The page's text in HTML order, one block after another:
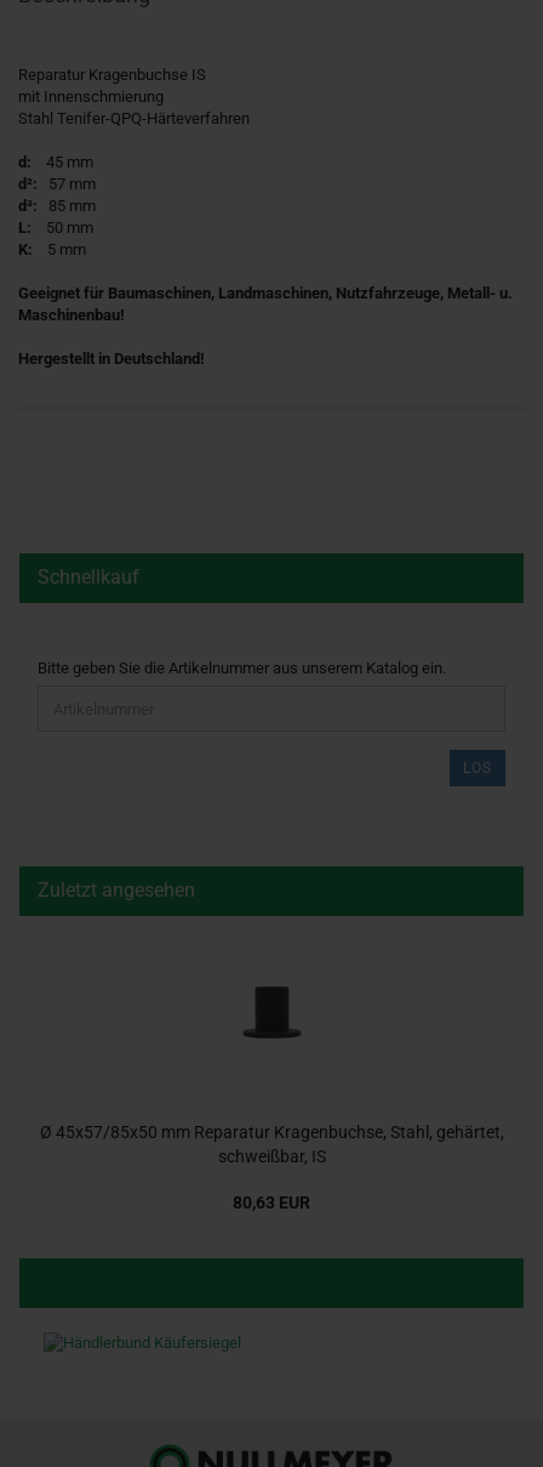
Reparatur Kragenbuchse IS
mit Innenschmierung
Stahl Tenifer-QPQ-Härteverfahren
d:
45 mm
d²: 57 mm
d³: 85 mm
L: 50 mm
K: 5 mm
Geeignet für Baumaschinen, Landmaschinen, Nutzfahrzeuge, Metall- u.
Maschinenbau!
Hergestellt in Deutschland!
Schnellkauf
BITTE
Bitte geben Sie die Artikelnummer aus unserem Katalog ein.
LOS
Zuletzt angesehen
Ø 45x57/85x50 mm Reparatur Kragenbuchse, Stahl, gehärtet,
schweißbar, IS
80,63 EUR